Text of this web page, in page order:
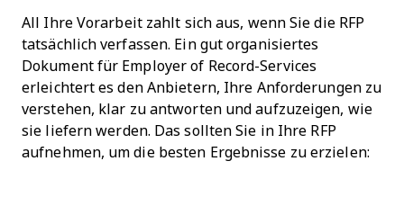
All Ihre Vorarbeit zahlt sich aus, wenn Sie die RFP
tatsächlich verfassen. Ein gut organisiertes
Dokument für Employer of Record-Services
erleichtert es den Anbietern, Ihre Anforderungen zu
verstehen, klar zu antworten und aufzuzeigen, wie
sie liefern werden. Das sollten Sie in Ihre RFP
aufnehmen, um die besten Ergebnisse zu erzielen: